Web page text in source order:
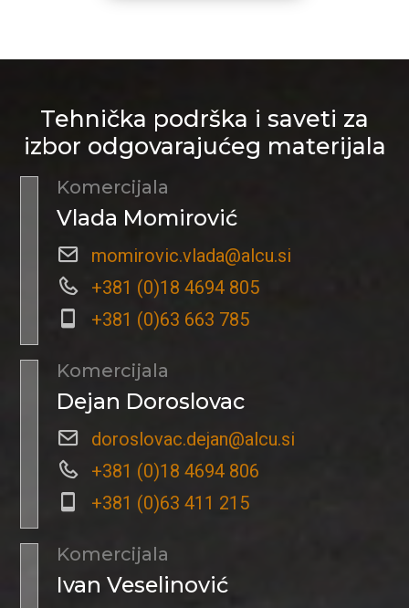
Tehnička podrška i saveti za
izbor odgovarajućeg materijala
Komercijala
Vlada Momirović
momirovic.vlada@alcu.si
+381 (0)18 4694 805
+381 (0)63 663 785
Komercijala
Dejan Doroslovac
doroslovac.dejan@alcu.si
+381 (0)18 4694 806
+381 (0)63 411 215
Komercijala
Ivan Veselinović